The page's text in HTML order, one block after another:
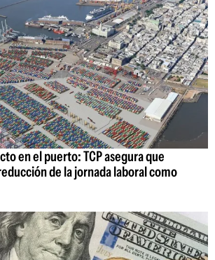
en el puerto: TCP asegura que
de la jornada laboral como